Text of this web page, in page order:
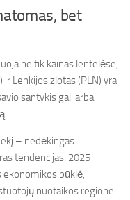
bet
ne tik kainas lentelėse,
Lenkijos zlotas (PLN) yra
santykis gali arba
– nedėkingas
tendencijas. 2025
būklė,
nuotaikos regione.